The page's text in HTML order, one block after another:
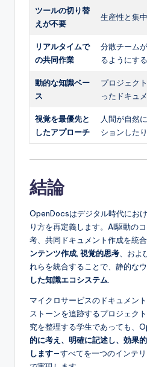
ツールの切り替
えが不要
生産性と集
リアルタイムで
の共同作業
分散チーム
るようにする
動的な知識ベー
ス
プロジェク
ったドキュ
視覚を最優先と
したアプローチ
人間が自然
ションした
結論
OpenDocsはデジタル時代にお
り方を再定義します。AI駆動の
考、共同ドキュメント作成を統合
ンテンツ作成 視覚的思考 、およ
れらを統合することで、静的な
した知識エコシステム
マイクロサービスのドキュメン
ストーンを追跡するプロジェク
究を整理する学生であっても、
的に考え、明確に記述し、効果
します—すべてを一つのインテ